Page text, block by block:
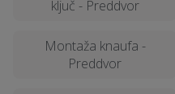
ključ - Preddvor
Montaža knaufa -
Preddvor